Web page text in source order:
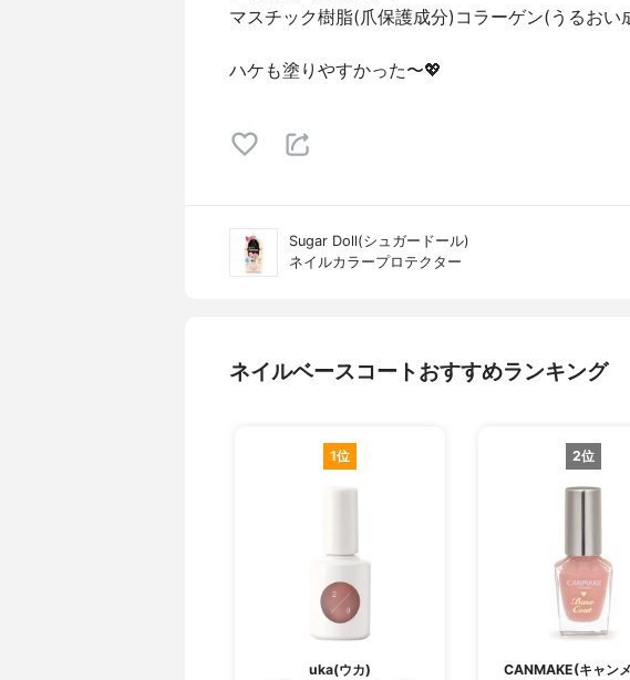
マスチック樹脂(爪保護成分)コラーゲン(うるお
ハケも塗りやすかった〜💖
Sugar Doll(シュガードール)
ネイルカラープロテクター
ネイルベースコートおすすめランキング
1位
uka(ウカ)
2位
CANMAKE(キャン